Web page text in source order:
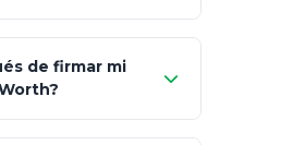
Google Play
no tienes cuenta?
de firmar mi